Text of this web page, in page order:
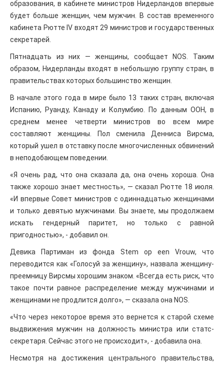
образования, в кабинете министров Нидерландов впервые
будет больше женщин, чем мужчин. В состав временного
кабинета Рютте IV входят 29 министров и государственных
секретарей.
Пятнадцать из них — женщины, сообщает NOS. Таким
образом, Нидерланды входят в небольшую группу стран, в
правительствах которых большинство женщин.
В начале этого года в мире было 13 таких стран, включая
Испанию, Руанду, Канаду и Колумбию. По данным ООН, в
среднем менее четверти министров во всем мире
составляют женщины. Пол сменила Денниса Вирсма,
который ушел в отставку после многочисленных обвинений
в неподобающем поведении.
«Я очень рад, что она сказала да, она очень хороша. Она
также хорошо знает местность», — сказал Рютте 18 июля.
«И впервые Совет министров с одиннадцатью женщинами
и только девятью мужчинами. Вы знаете, мы продолжаем
искать гендерный паритет, но только с равной
пригодностью», - добавил он.
Девика Партиман из фонда Stem op een Vrouw, что
переводится как «Голосуй за женщину», назвала женщину-
преемницу Вирсмы хорошим знаком. «Всегда есть риск, что
такое почти равное распределение между мужчинами и
женщинами не продлится долго», — сказала она NOS.
«Что через некоторое время это вернется к старой схеме
выдвижения мужчин на должность министра или статс-
секретаря. Сейчас этого не происходит», - добавила она.
Несмотря на достижения центрального правительства,